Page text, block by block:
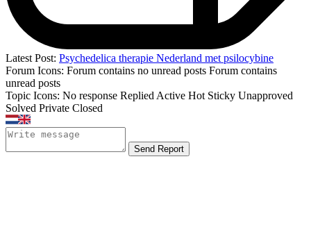
Latest Post: Psychedelica therapie Nederland met psilocybine
Forum Icons: Forum contains no unread posts Forum contains
unread posts
Topic Icons: No response Replied Active Hot Sticky Unapproved
Solved Private Closed